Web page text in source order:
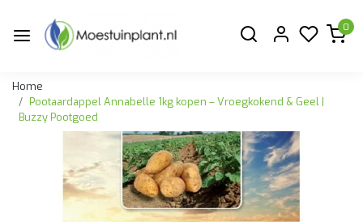
0
Home
Pootaardappel Annabelle 1kg kopen – Vroegkokend & Geel |
Buzzy Pootgoed